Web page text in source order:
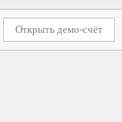
Открыть демо-счёт